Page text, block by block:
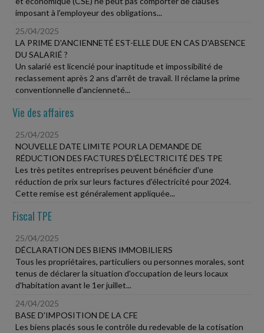
imposant à l'employeur des obligations...
25/04/2025
LA PRIME D'ANCIENNETÉ EST-ELLE DUE EN CAS D'ABSENCE
DU SALARIÉ ?
Un salarié est licencié pour inaptitude et impossibilité de
reclassement après 2 ans d'arrêt de travail. Il réclame la prime
conventionnelle d'ancienneté...
Vie des affaires
25/04/2025
NOUVELLE DATE LIMITE POUR LA DEMANDE DE
RÉDUCTION DES FACTURES D'ÉLECTRICITÉ DES TPE
Les très petites entreprises peuvent bénéficier d'une
réduction de prix sur leurs factures d'électricité pour 2024.
Cette remise est généralement appliquée...
Fiscal TPE
25/04/2025
DÉCLARATION DES BIENS IMMOBILIERS
Tous les propriétaires, particuliers ou personnes morales, sont
tenus de déclarer la situation d'occupation de leurs locaux
d'habitation avant le 1er juillet...
24/04/2025
BASE D'IMPOSITION DE LA CFE
Les biens placés sous le contrôle du redevable de la cotisation